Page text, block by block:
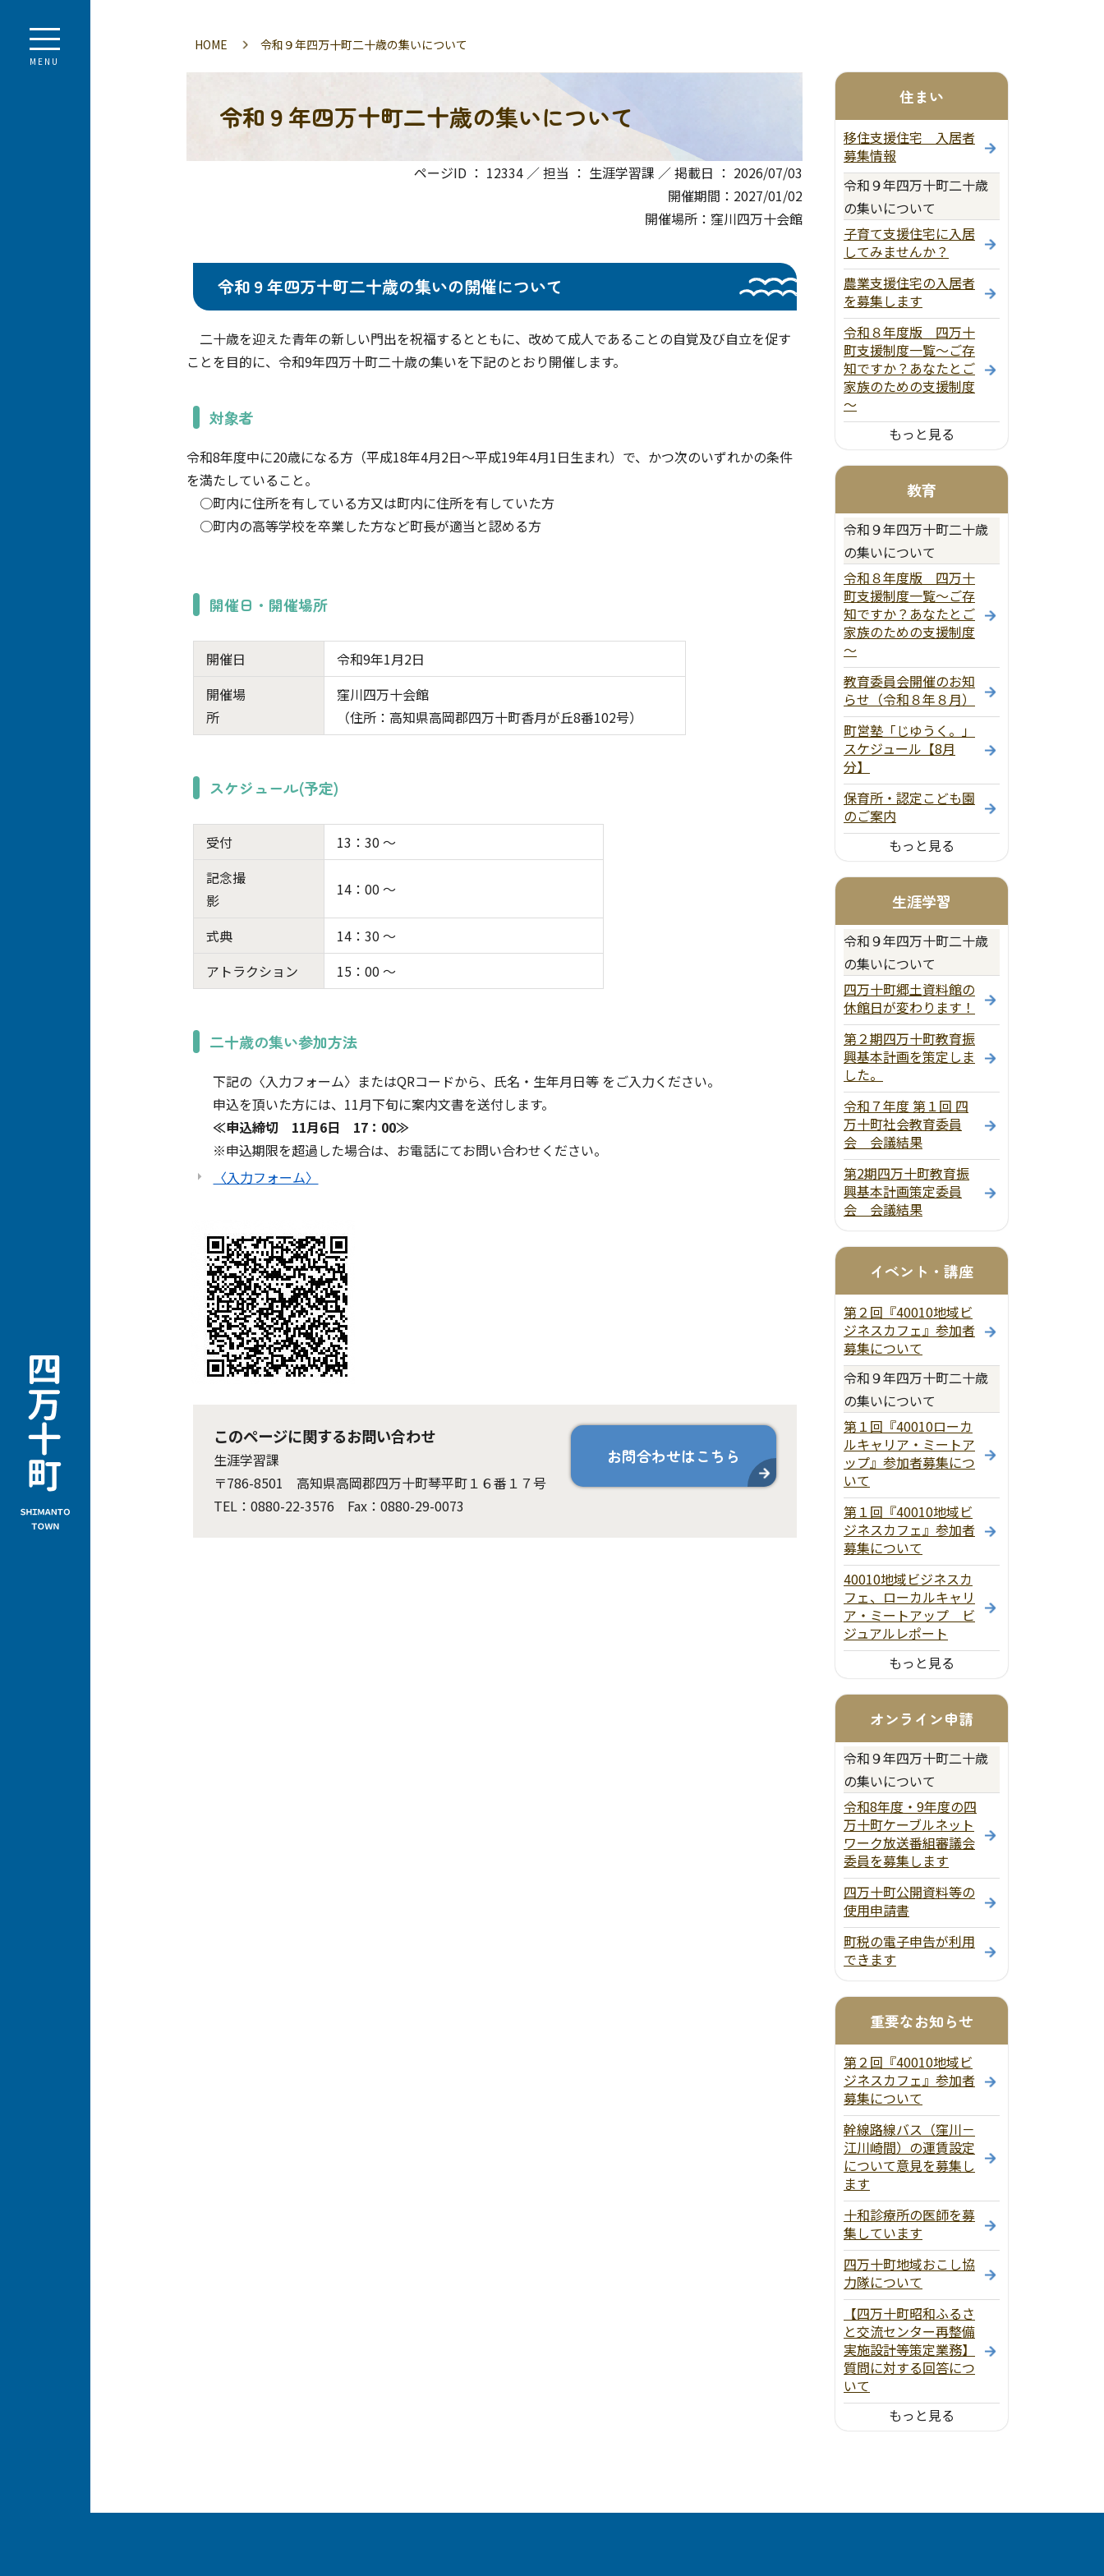
MENU
HOME 令和９年四万十町二十歳の集いについて
令和９年四万十町二十歳の集いについて
ページID ： 12334 ／ 担当 ： 生涯学習課 ／ 掲載日 ： 2026/07/03
開催期間：2027/01/02
開催場所：窪川四万十会館
令和９年四万十町二十歳の集いの開催について
二十歳を迎えた青年の新しい門出を祝福するとともに、改めて成人であることの自覚及び自立を促す
ことを目的に、令和9年四万十町二十歳の集いを下記のとおり開催します。
対象者
令和8年度中に20歳になる方（平成18年4月2日～平成19年4月1日生まれ）で、かつ次のいずれかの条件
を満たしていること。
○町内に住所を有している方又は町内に住所を有していた方
○町内の高等学校を卒業した方など町長が適当と認める方
開催日・開催場所
開催日
令和9年1月2日
開催場
所
窪川四万十会館
（住所：高知県高岡郡四万十町香月が丘8番102号）
スケジュール(予定)
受付
13：30 ～
記念撮
影
14：00 ～
式典
14：30 ～
アトラクション
15：00 ～
二十歳の集い参加方法
下記の〈入力フォーム〉またはQRコードから、氏名・生年月日等 をご入力ください。
申込を頂いた方には、11月下旬に案内文書を送付します。
≪申込締切 11月6日 17：00≫
※申込期限を超過した場合は、お電話にてお問い合わせください。
〈入力フォーム〉
このページに関するお問い合わせ
生涯学習課
〒786-8501 高知県高岡郡四万十町琴平町１６番１７号
TEL：0880-22-3576 Fax：0880-29-0073
お問合わせはこちら
住まい
移住支援住宅 入居者
募集情報
令和９年四万十町二十歳
の集いについて
子育て支援住宅に入居
してみませんか？
農業支援住宅の入居者
を募集します
令和８年度版 四万十
町支援制度一覧～ご存
知ですか？あなたとご
家族のための支援制度
～
もっと見る
教育
令和９年四万十町二十歳
の集いについて
令和８年度版 四万十
町支援制度一覧～ご存
知ですか？あなたとご
家族のための支援制度
～
教育委員会開催のお知
らせ（令和８年８月）
町営塾「じゆうく。」
スケジュール【8月
分】
保育所・認定こども園
のご案内
もっと見る
生涯学習
令和９年四万十町二十歳
の集いについて
四万十町郷土資料館の
休館日が変わります！
第２期四万十町教育振
興基本計画を策定しま
した。
令和７年度 第１回 四
万十町社会教育委員
会 会議結果
第2期四万十町教育振
興基本計画策定委員
会 会議結果
イベント・講座
第２回『40010地域ビ
ジネスカフェ』参加者
募集について
令和９年四万十町二十歳
の集いについて
第１回『40010ローカ
ルキャリア・ミートア
ップ』参加者募集につ
いて
第１回『40010地域ビ
ジネスカフェ』参加者
募集について
40010地域ビジネスカ
フェ、ローカルキャリ
ア・ミートアップ ビ
ジュアルレポート
もっと見る
オンライン申請
令和９年四万十町二十歳
の集いについて
令和8年度・9年度の四
万十町ケーブルネット
ワーク放送番組審議会
委員を募集します
四万十町公開資料等の
使用申請書
町税の電子申告が利用
できます
重要なお知らせ
第２回『40010地域ビ
ジネスカフェ』参加者
募集について
幹線路線バス（窪川－
江川崎間）の運賃設定
について意見を募集し
ます
十和診療所の医師を募
集しています
四万十町地域おこし協
力隊について
【四万十町昭和ふるさ
と交流センター再整備
実施設計等策定業務】
質問に対する回答につ
いて
もっと見る